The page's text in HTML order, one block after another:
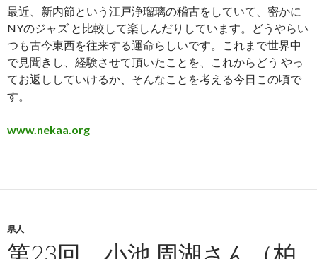
最近、新内節という江戸浄瑠璃の稽古をしていて、密かに
NYのジャズ と比較して楽しんだりしています。どうやらい
つも古今東西を往来する運命らしいです。これまで世界中
で見聞きし、経験させて頂いたことを、これからどう やっ
てお返ししていけるか、そんなことを考える今日この頃で
す。
www.nekaa.org
県人
第23回 小池 周湖さん（柏